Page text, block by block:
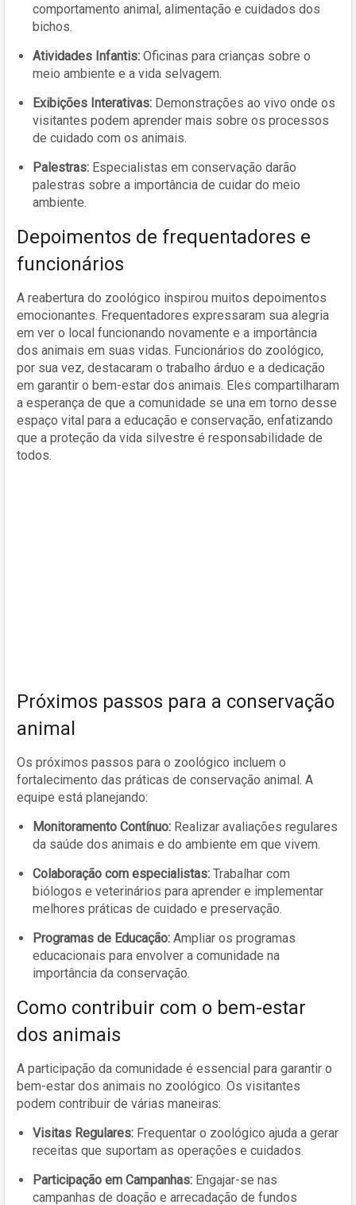
comportamento animal, alimentação e cuidados dos
bichos.
Atividades Infantis: Oficinas para crianças sobre o
meio ambiente e a vida selvagem.
Exibições Interativas: Demonstrações ao vivo onde os
visitantes podem aprender mais sobre os processos
de cuidado com os animais.
Palestras: Especialistas em conservação darão
palestras sobre a importância de cuidar do meio
ambiente.
Depoimentos de frequentadores e
funcionários
A reabertura do zoológico inspirou muitos depoimentos
emocionantes. Frequentadores expressaram sua alegria
em ver o local funcionando novamente e a importância
dos animais em suas vidas. Funcionários do zoológico,
por sua vez, destacaram o trabalho árduo e a dedicação
em garantir o bem-estar dos animais. Eles compartilharam
a esperança de que a comunidade se una em torno desse
espaço vital para a educação e conservação, enfatizando
que a proteção da vida silvestre é responsabilidade de
todos.
Próximos passos para a conservação
animal
Os próximos passos para o zoológico incluem o
fortalecimento das práticas de conservação animal. A
equipe está planejando:
Monitoramento Contínuo: Realizar avaliações regulares
da saúde dos animais e do ambiente em que vivem.
Colaboração com especialistas: Trabalhar com
biólogos e veterinários para aprender e implementar
melhores práticas de cuidado e preservação.
Programas de Educação: Ampliar os programas
educacionais para envolver a comunidade na
importância da conservação.
Como contribuir com o bem-estar
dos animais
A participação da comunidade é essencial para garantir o
bem-estar dos animais no zoológico. Os visitantes
podem contribuir de várias maneiras:
Visitas Regulares: Frequentar o zoológico ajuda a gerar
receitas que suportam as operações e cuidados.
Participação em Campanhas: Engajar-se nas
campanhas de doação e arrecadação de fundos